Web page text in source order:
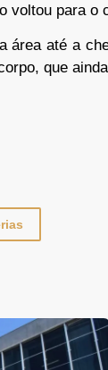
voltou para o
área até a
que